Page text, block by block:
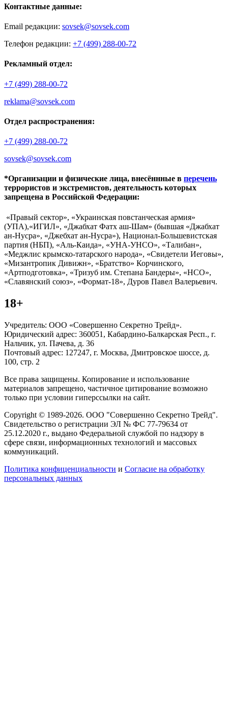
Контактные данные:
Email редакции: sovsek@sovsek.com
Телефон редакции: +7 (499) 288-00-72
Рекламный отдел:
+7 (499) 288-00-72
reklama@sovsek.com
Отдел распространения:
+7 (499) 288-00-72
sovsek@sovsek.com
*Организации и физические лица, внесённные в перечень
террористов и экстремистов, деятельность которых
запрещена в Российской Федерации:
«Правый сектор», «Украинская повстанческая армия»
(УПА),«ИГИЛ», «Джабхат Фатх аш-Шам» (бывшая «Джабхат
ан-Нусра», «Джебхат ан-Нусра»), Национал-Большевистская
партия (НБП), «Аль-Каида», «УНА-УНСО», «Талибан»,
«Меджлис крымско-татарского народа», «Свидетели Иеговы»,
«Мизантропик Дивижн», «Братство» Корчинского,
«Артподготовка», «Тризуб им. Степана Бандеры», «НСО»,
«Славянский союз», «Формат-18», Дуров Павел Валерьевич.
18+
Учредитель: ООО «Совершенно Секретно Трейд».
Юридический адрес: 360051, Кабардино-Балкарская Респ., г.
Нальчик, ул. Пачева, д. 36
Почтовый адрес: 127247, г. Москва, Дмитровское шоссе, д.
100, стр. 2
Все права защищены. Копирование и использование
материалов запрещено, частичное цитирование возможно
только при условии гиперссылки на сайт.
Copyright © 1989-2026. ООО "Совершенно Секретно Трейд".
Свидетельство о регистрации ЭЛ № ФС 77-79634 от
25.12.2020 г., выдано Федеральной службой по надзору в
сфере связи, информационных технологий и массовых
коммуникаций.
Политика конфиценциальности и Согласие на обработку
персональных данных